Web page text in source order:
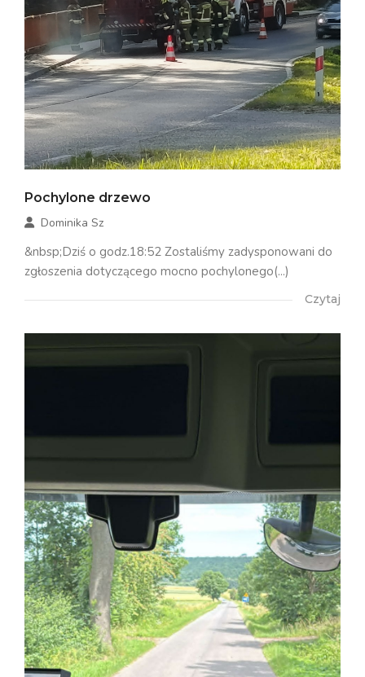
Pochylone drzewo
Dominika Sz
&nbsp;Dziś o godz.18:52 Zostaliśmy zadysponowani do
zgłoszenia dotyczącego mocno pochylonego(...)
Czytaj